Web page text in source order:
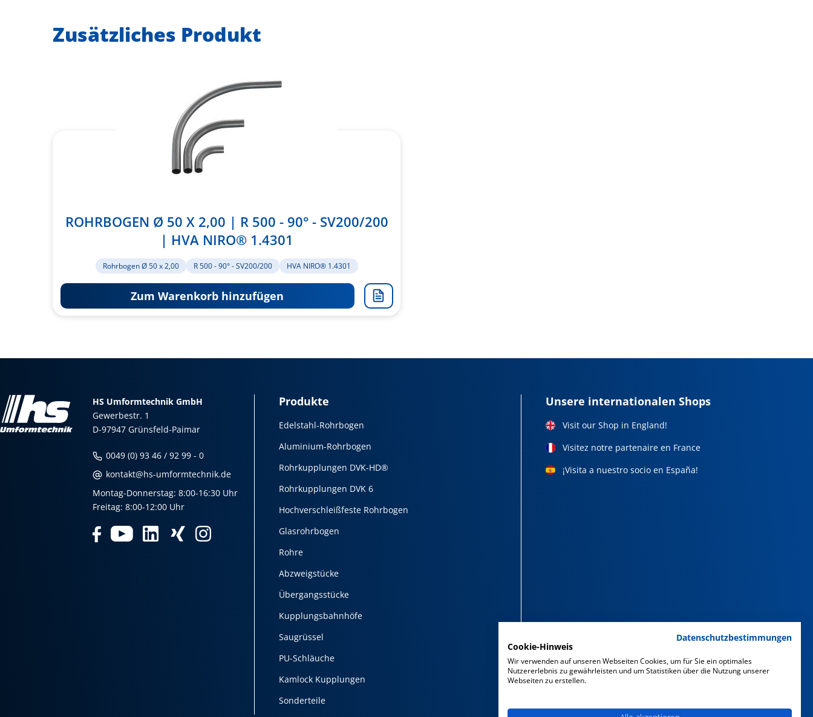
Zusätzliches Produkt
ROHRBOGEN Ø 50 X 2,00 | R 500 - 90° - SV200/200
| HVA NIRO® 1.4301
Rohrbogen Ø 50 x 2,00 R 500 - 90° - SV200/200 HVA NIRO® 1.4301
Zum Warenkorb hinzufügen
HS Umformtechnik GmbH
Gewerbestr. 1
D-97947 Grünsfeld-Paimar
0049 (0) 93 46 / 92 99 - 0
kontakt@hs-umformtechnik.de
Montag-Donnerstag: 8:00-16:30 Uhr
Freitag: 8:00-12:00 Uhr
Produkte
Edelstahl-Rohrbogen
Aluminium-Rohrbogen
Rohrkupplungen DVK-HD®
Rohrkupplungen DVK 6
Hochverschleißfeste Rohrbogen
Glasrohrbogen
Rohre
Abzweigstücke
Übergangsstücke
Kupplungsbahnhöfe
Saugrüssel
PU-Schläuche
Kamlock Kupplungen
Sonderteile
Unsere internationalen Shops
Visit our Shop in England!
Visitez notre partenaire en France
¡Visita a nuestro socio en España!
Datenschutzbestimmungen
Cookie-Hinweis
Wir verwenden auf unseren Webseiten Cookies, um für Sie ein optimales
Nutzererlebnis zu gewährleisten und um Statistiken über die Nutzung unserer
Webseiten zu erstellen.